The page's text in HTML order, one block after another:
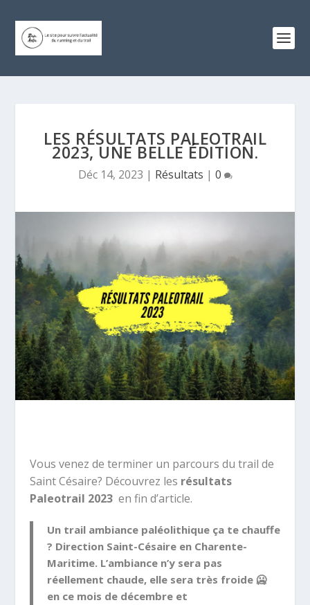
LES RÉSULTATS PALEOTRAIL
2023, UNE BELLE ÉDITION.
Déc 14, 2023 | Résultats | 0
Vous venez de terminer un parcours du trail de
Saint Césaire? Découvrez les résultats
Paleotrail 2023 en fin d’article.
Un trail ambiance paléolithique ça te chauffe
? Direction Saint-Césaire en Charente-
Maritime. L’ambiance n’y sera pas
réellement chaude, elle sera très froide🥶
en ce mois de décembre et